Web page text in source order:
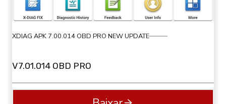
XDIAG APK 7.00.014 OBD PRO NEW UPDATE
V7.01.014 OBD PRO